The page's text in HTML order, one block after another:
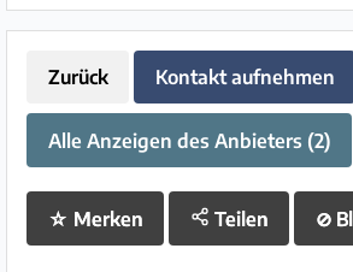
Zurück Kontakt aufnehmen
Alle Anzeigen des Anbieters (2)
☆ Merken Teilen ⊘